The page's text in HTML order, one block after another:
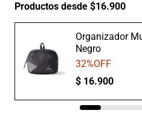
Productos desde $16.900
Organizador
Negro
32%OFF
$ 16.900